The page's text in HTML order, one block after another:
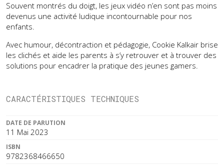
Souvent montrés du doigt, les jeux vidéo n’en sont pas moins
devenus une activité ludique incontournable pour nos
enfants.
Avec humour, décontraction et pédagogie, Cookie Kalkair brise
les clichés et aide les parents à s’y retrouver et à trouver des
solutions pour encadrer la pratique des jeunes gamers.
CARACTÉRISTIQUES TECHNIQUES
DATE DE PARUTION
11 Mai 2023
ISBN
9782368466650